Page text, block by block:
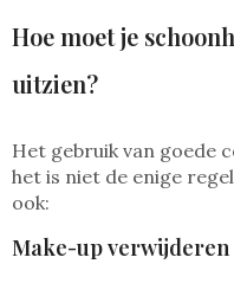
Hoe moet je
uitzien?
Het gebruik van goede
het is niet de enige
ook:
Make-up verwijderen